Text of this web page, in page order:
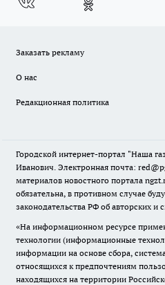
Заказать рекламу
О нас
Редакционная политика
Городской интернет-портал "Наша
Иванович. Электронная почта:
материалов новостного портала
обязательна, в противном случае
законодательства РФ об авторских и
«На информационном ресурсе
технологии (информационные
информации на основе сбора,
относящихся к предпочтениям
находящихся на территории